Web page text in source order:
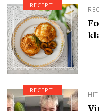
RECEPTI
RECEPTI